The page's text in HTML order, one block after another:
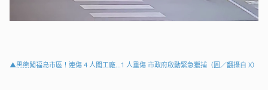
▲黑熊闖福島市區！連傷 4 人闖工廠...1 人重傷 市政府啟動緊急獵捕（圖／翻攝自 X）